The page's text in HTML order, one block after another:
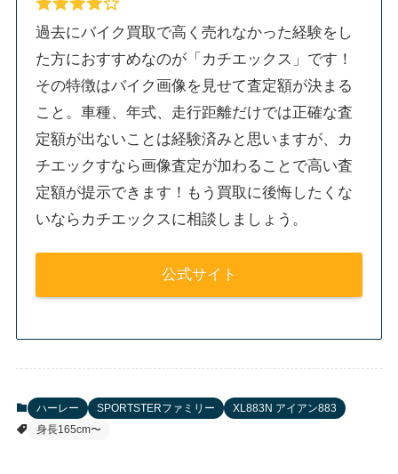
過去にバイク買取で高く売れなかった経験をし
た方におすすめなのが「カチエックス」です！
その特徴はバイク画像を見せて査定額が決まる
こと。車種、年式、走行距離だけでは正確な査
定額が出ないことは経験済みと思いますが、カ
チエックすなら画像査定が加わることで高い査
定額が提示できます！もう買取に後悔したくな
いならカチエックスに相談しましょう。
公式サイト
ハーレー SPORTSTERファミリー
XL883N アイアン883
身長165cm〜